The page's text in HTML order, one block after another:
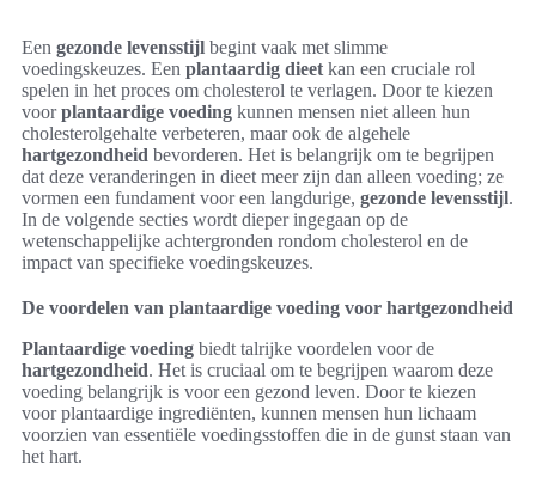
Een gezonde levensstijl begint vaak met slimme
voedingskeuzes. Een plantaardig dieet kan een cruciale rol
spelen in het proces om cholesterol te verlagen. Door te kiezen
voorplantaardige voeding kunnen mensen niet alleen hun
cholesterolgehalte verbeteren, maar ook de algehele
hartgezondheid bevorderen. Het is belangrijk om te begrijpen
dat deze veranderingen in dieet meer zijn dan alleen voeding; ze
vormen een fundament voor een langdurige, gezonde levensstijl.
In de volgende secties wordt dieper ingegaan op de
wetenschappelijke achtergronden rondom cholesterol en de
impact van specifieke voedingskeuzes.
De voordelen van plantaardige voeding voor hartgezondheid
Plantaardige voeding biedt talrijke voordelen voor de
hartgezondheid. Het is cruciaal om te begrijpen waarom deze
voeding belangrijk is voor een gezond leven. Door te kiezen
voor plantaardige ingrediënten, kunnen mensen hun lichaam
voorzien van essentiële voedingsstoffen die in de gunst staan van
het hart.